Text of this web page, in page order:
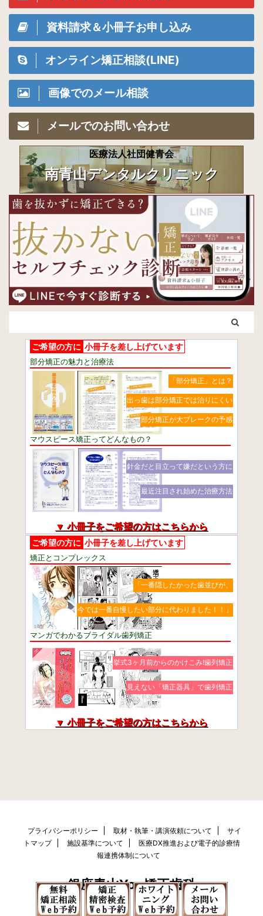
資料請求＆小冊子お申し込み
オンライン矯正相談(LINE)
画像でのメール相談
メールでのお問い合わせ
医療法人社団健青会
南青山デンタルクリニック
ご希望の方に 小冊子を差し上げています
部分矯正の魅力と治療法
「部分矯正」とは？
出っ歯は部分矯正では治りにくい
部分矯正が大ブレークの予感
マウスピース矯正ってどんなもの？
針金だと目立って嫌だという方に
最近注目され始めた治療方法
▼ 小冊子をご希望の方はこちらから
ご希望の方に 小冊子を差し上げています
矯正とコンプレックス
「一番隠したかった歯並びが、
今では一番自慢したい部分に代わりました！！」
マンガでわかるブライダル歯列矯正
挙式3ヶ月前からのかけこみ!歯列矯正
見えない「矯正器具」で歯列矯正
▼ 小冊子をご希望の方はこちらから
プライバシーポリシー 取材・執筆・講演依頼について
サイ
トマップ
施設基準について
医療DX推進および電子的診療情
報連携体制について
銀座青山You矯正歯科
© 2026 銀座青山You矯正歯科